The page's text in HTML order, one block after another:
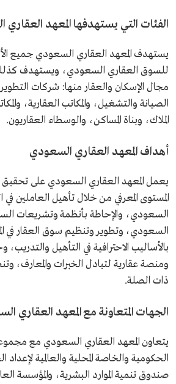
الفئات التي يستهدفها المعهد
يستهدف المعهد العقاري السعودي جميع
للسوق العقاري السعودي، ويستهدف
مجال الإسكان والعقار منها: شركات
الصيانة والتشغيل، والمكاتب العقارية،
الملاك، وبناة المساكن، والوسطاء العقاريون.
أهداف المعهد العقاري السعودي
يعمل المعهد العقاري السعودي على
المستوى المعرفي من خلال تأهيل العاملين
السعودي، والإحاطة بأنظمة وتشريعات
السعودي، وتطوير وتنظيم سوق العقار في
بالأساليب الاحترافية في التأهيل
ومنصة عقارية لتبادل الخبرات والمعارف،
ذات الصلة.
الجهات المتعاونة مع المعهد العقاري
يتعاون المعهد العقاري السعودي مع
الحكومية والخاصة المحلية والعالمية لإعداد
صندوق تنمية الموارد البشرية، والمؤسسة